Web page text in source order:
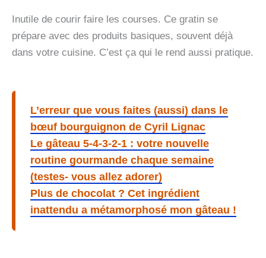
Inutile de courir faire les courses. Ce gratin se
prépare avec des produits basiques, souvent déjà
dans votre cuisine. C’est ça qui le rend aussi pratique.
L’erreur que vous faites (aussi) dans le
bœuf bourguignon de Cyril Lignac
Le gâteau 5-4-3-2-1 : votre nouvelle
routine gourmande chaque semaine
(testes- vous allez adorer)
Plus de chocolat ? Cet ingrédient
inattendu a métamorphosé mon gâteau !